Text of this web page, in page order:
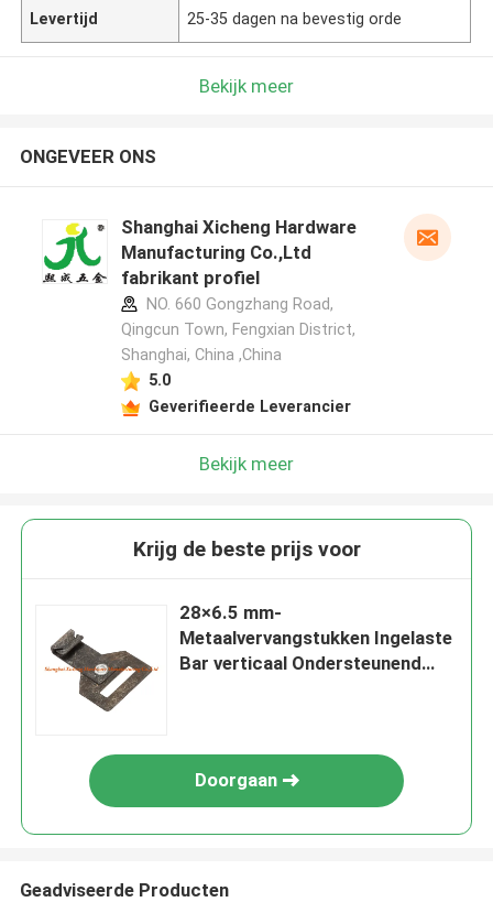
Levertijd 25-35 dagen na bevestig orde
Bekijk meer
ONGEVEER ONS
Shanghai Xicheng Hardware
Manufacturing Co.,Ltd
fabrikant profiel
NO. 660 Gongzhang Road,
Qingcun Town, Fengxian District,
Shanghai, China ,China
5.0
Geverifieerde Leverancier
Bekijk meer
Krijg de beste prijs voor
28×6.5 mm-
Metaalvervangstukken Ingelaste
Bar verticaal Ondersteunend
Doorgaan
Geadviseerde Producten